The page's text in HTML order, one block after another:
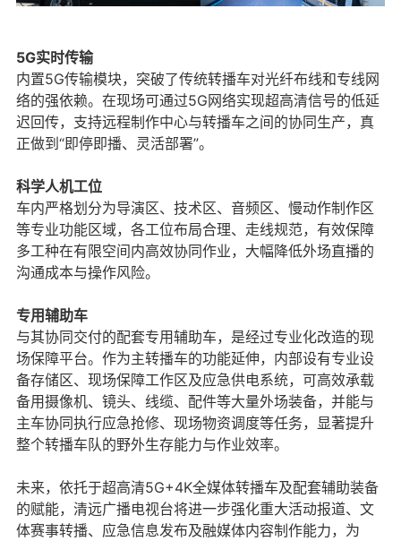
5G实时传输
内置5G传输模块，突破了传统转播车对光纤布线和专线网
络的强依赖。在现场可通过5G网络实现超高清信号的低延
迟回传，支持远程制作中心与转播车之间的协同生产，真
正做到“即停即播、灵活部署”。
科学人机工位
车内严格划分为导演区、技术区、音频区、慢动作制作区
等专业功能区域，各工位布局合理、走线规范，有效保障
多工种在有限空间内高效协同作业，大幅降低外场直播的
沟通成本与操作风险。
专用辅助车
与其协同交付的配套专用辅助车，是经过专业化改造的现
场保障平台。作为主转播车的功能延伸，内部设有专业设
备存储区、现场保障工作区及应急供电系统，可高效承载
备用摄像机、镜头、线缆、配件等大量外场装备，并能与
主车协同执行应急抢修、现场物资调度等任务，显著提升
整个转播车队的野外生存能力与作业效率。
未来，依托于超高清5G+4K全媒体转播车及配套辅助装备
的赋能，清远广播电视台将进一步强化重大活动报道、文
体赛事转播、应急信息发布及融媒体内容制作能力，为